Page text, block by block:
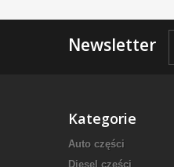
Newsletter
Kategorie
Auto części
Diesel części